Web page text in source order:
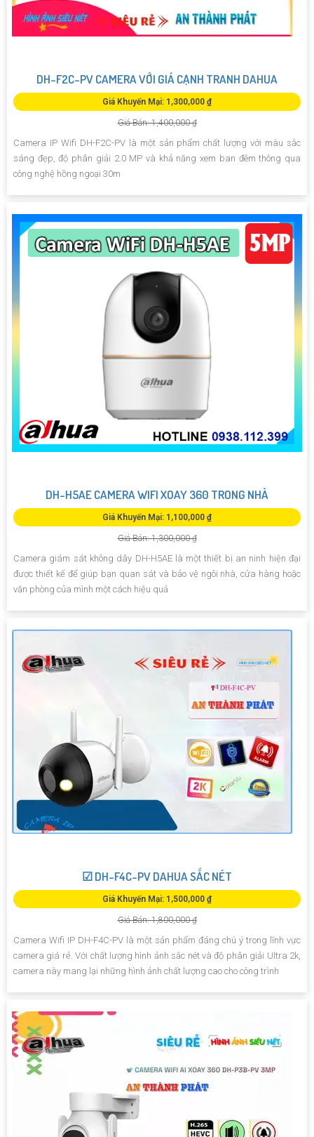
DH-F2C-PV CAMERA VỚI GIÁ CẠNH TRANH DAHUA
Giá Khuyến Mại: 1,300,000 ₫
Giá Bán: 1,400,000 ₫
Camera IP Wifi DH-F2C-PV là một sản phẩm chất lượng với màu sắc
sáng đẹp, độ phân giải 2.0 MP và khả năng xem ban đêm thông qua
công nghệ hồng ngoại 30m
DH-H5AE CAMERA WIFI XOAY 360 TRONG NHÀ
Giá Khuyến Mại: 1,100,000 ₫
Giá Bán: 1,300,000 ₫
Camera giám sát không dây DH-H5AE là một thiết bị an ninh hiện đại
được thiết kế để giúp bạn quan sát và bảo vệ ngôi nhà, cửa hàng hoặc
văn phòng của mình một cách hiệu quả
☑ DH-F4C-PV DAHUA SẮC NÉT
Giá Khuyến Mại: 1,500,000 ₫
Giá Bán: 1,800,000 ₫
Camera Wifi IP DH-F4C-PV là một sản phẩm đáng chú ý trong lĩnh vực
camera giá rẻ. Với chất lượng hình ảnh sắc nét và độ phân giải Ultra 2k,
camera này mang lại những hình ảnh chất lượng cao cho công trình